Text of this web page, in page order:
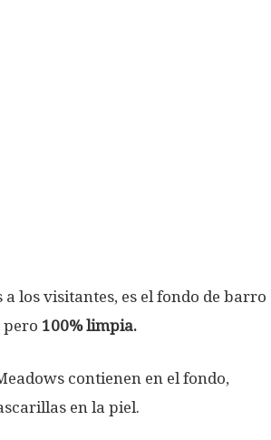
los visitantes, es el fondo de barro
pero 100% limpia.
contienen en el fondo,
en la piel.